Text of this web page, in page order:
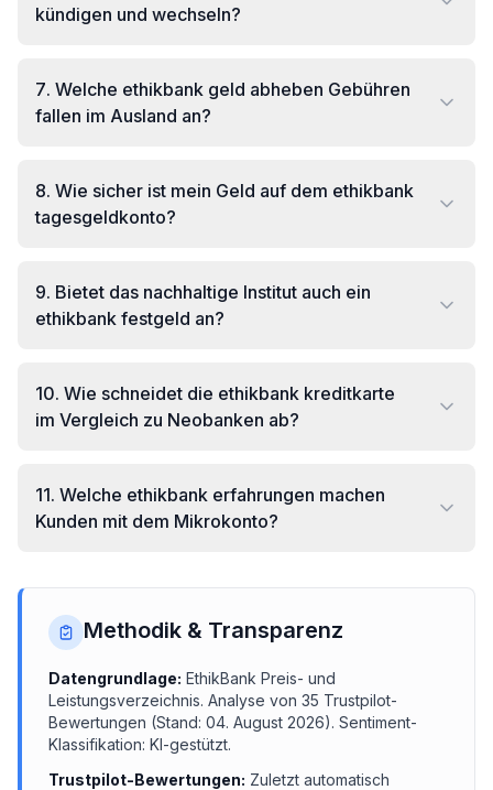
kündigen und wechseln?
7. Welche ethikbank geld abheben Gebühren
fallen im Ausland an?
8. Wie sicher ist mein Geld auf dem ethikbank
tagesgeldkonto?
9. Bietet das nachhaltige Institut auch ein
ethikbank festgeld an?
10. Wie schneidet die ethikbank kreditkarte
im Vergleich zu Neobanken ab?
11. Welche ethikbank erfahrungen machen
Kunden mit dem Mikrokonto?
Methodik & Transparenz
Datengrundlage: EthikBank Preis- und
Leistungsverzeichnis. Analyse von 35 Trustpilot-
Bewertungen (Stand: 04. August 2026). Sentiment-
Klassifikation: KI-gestützt.
Trustpilot-Bewertungen: Zuletzt automatisch